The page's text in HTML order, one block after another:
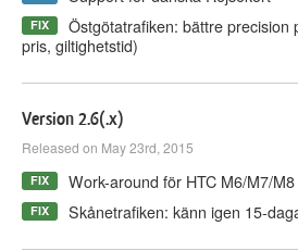
FIX
Östgötatrafiken: bättre precision
pris, giltighetstid)
Version 2.6(.x)
Released on May 23rd, 2015
FIX Work-around för HTC M6/M7/
FIX Skånetrafiken: känn igen 15-